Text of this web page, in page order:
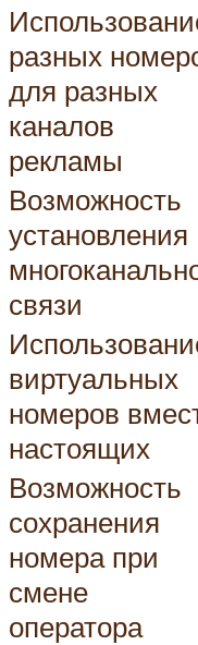
разных
для разных
каналов
рекламы
Возможность
установления
связи
виртуальных
номеров
настоящих
Возможность
сохранения
номера при
смене
оператора